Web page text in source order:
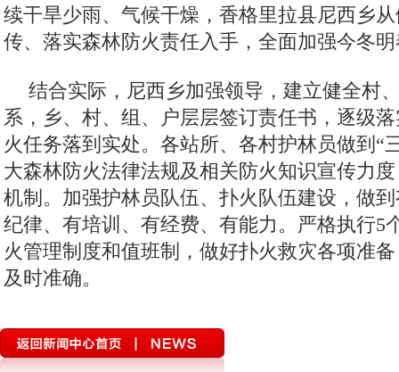
续干旱少雨、气候干燥，香格里拉县尼西乡
传、落实森林防火责任入手，全面加强今冬
结合实际，尼西乡加强领导，建立健全村
系，乡、村、组、户层层签订责任书，逐级
火任务落到实处。各站所、各村护林员做到“
大森林防火法律法规及相关防火知识宣传力
机制。加强护林员队伍、扑火队伍建设，做
纪律、有培训、有经费、有能力。严格执行5
火管理制度和值班制，做好扑火救灾各项准
及时准确。